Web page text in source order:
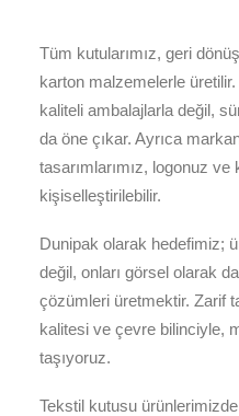
Tüm kutularımız, geri
karton malzemelerle
kaliteli ambalajlarla değil,
da öne çıkar. Ayrıca
tasarımlarımız, logonuz
kişiselleştirilebilir.
Dunipak olarak hedefimiz;
değil, onları görsel olarak
çözümleri üretmektir. Zarif
kalitesi ve çevre bilinciyle,
taşıyoruz.
Tekstil kutusu